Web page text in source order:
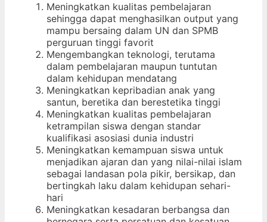
Meningkatkan kualitas pembelajaran
sehingga dapat menghasilkan output yang
mampu bersaing dalam UN dan SPMB
perguruan tinggi favorit
Mengembangkan teknologi, terutama
dalam pembelajaran maupun tuntutan
dalam kehidupan mendatang
Meningkatkan kepribadian anak yang
santun, beretika dan berestetika tinggi
Meningkatkan kualitas pembelajaran
ketrampilan siswa dengan standar
kualifikasi asosiasi dunia industri
Meningkatkan kemampuan siswa untuk
menjadikan ajaran dan yang nilai-nilai islam
sebagai landasan pola pikir, bersikap, dan
bertingkah laku dalam kehidupan sehari-
hari
Meningkatkan kesadaran berbangsa dan